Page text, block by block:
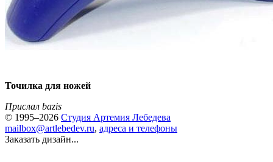
Точилка для ножей
Прислал bazis
© 1995–2026 Студия Артемия Лебедева
mailbox@artlebedev.ru, адреса и телефоны
Заказать дизайн...